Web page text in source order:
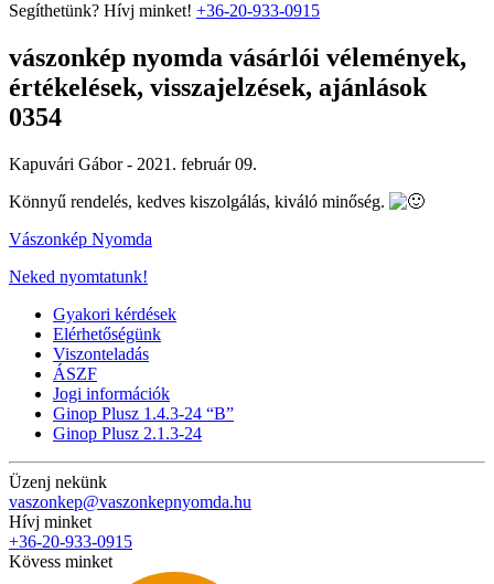
Segíthetünk? Hívj minket! +36-20-933-0915
vászonkép nyomda vásárlói vélemények,
értékelések, visszajelzések, ajánlások
0354
Kapuvári Gábor - 2021. február 09.
Könnyű rendelés, kedves kiszolgálás, kiváló minőség.
Vászonkép Nyomda
Neked nyomtatunk!
Gyakori kérdések
Elérhetőségünk
Viszonteladás
ÁSZF
Jogi információk
Ginop Plusz 1.4.3-24 “B”
Ginop Plusz 2.1.3-24
Üzenj nekünk
vaszonkep@vaszonkepnyomda.hu
Hívj minket
+36-20-933-0915
Kövess minket